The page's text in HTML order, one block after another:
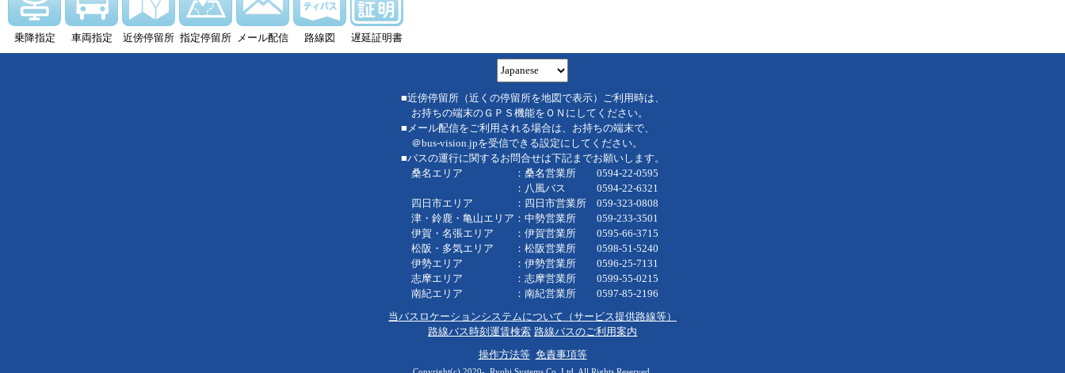
乗降指定 車両指定 近傍停留所 指定停留所 メール配信 路線図 遅延証明書
■近傍停留所（近くの停留所を地図で表示）ご利用時は、
お持ちの端末のＧＰＳ機能をＯＮにしてください。
■メール配信をご利用される場合は、お持ちの端末で、
＠bus-vision.jpを受信できる設定にしてください。
■バスの運行に関するお問合せは下記までお願いします。
桑名エリア ：桑名営業所 0594-22-0595
：八風バス 0594-22-6321
四日市エリア ：四日市営業所 059-323-0808
津・鈴鹿・亀山エリア：中勢営業所 059-233-3501
伊賀・名張エリア ：伊賀営業所 0595-66-3715
松阪・多気エリア ：松阪営業所 0598-51-5240
伊勢エリア ：伊勢営業所 0596-25-7131
志摩エリア ：志摩営業所 0599-55-0215
南紀エリア ：南紀営業所 0597-85-2196
当バスロケーションシステムについて（サービス提供路線等）
路線バス時刻運賃検索 路線バスのご利用案内
操作方法等 免責事項等